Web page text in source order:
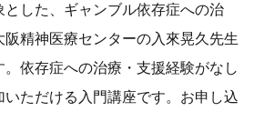
した、ギャンブル依存症への治
精神医療センターの入來晃久先生
依存症への治療・支援経験がなし
ただける入門講座です。お申し込